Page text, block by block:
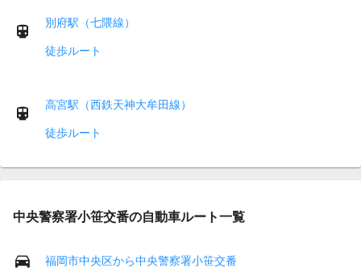
別府駅（七隈線）
徒歩ルート
高宮駅（西鉄天神大牟田線）
徒歩ルート
中央警察署小笹交番の自動車ルート一覧
福岡市中央区から中央警察署小笹交番